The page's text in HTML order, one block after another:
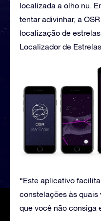
localizada a olho nu.
tentar adivinhar, a
localização de
Localizador de
“Este aplicativo
constelações às quais
que você não consiga